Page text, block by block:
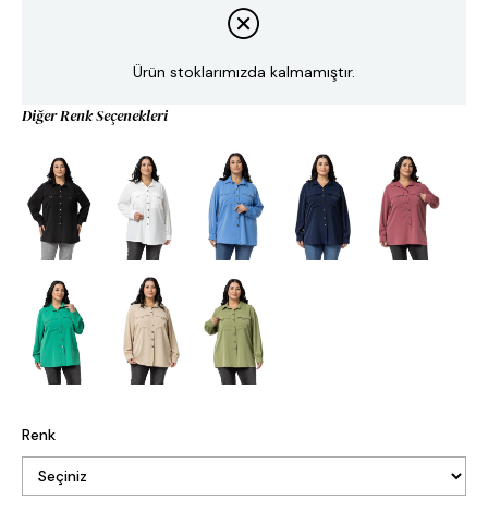
Ürün stoklarımızda kalmamıştır.
Diğer Renk Seçenekleri
Renk